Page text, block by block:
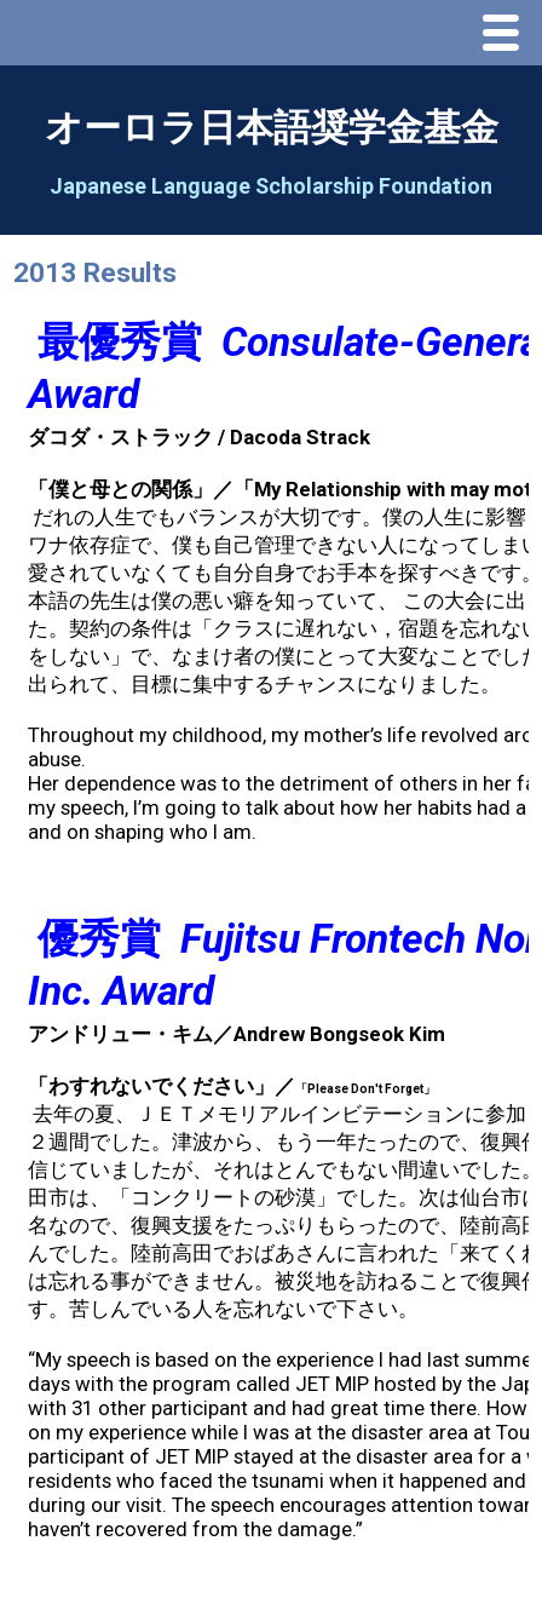
Menu
Greeting
2026 Schedule & Programs
Speech Contest
2026 Speech Contest Information
2026 Contestants
2024 Results
2022 Results
2021 Results
2019 Winners
2019 Results
2018 Winners
2017 Winners
2016 Winners
2015 Winners
2014 Winners
2014 Results
2013 Results
Scholarship
オーロラ日本語奨学金基金
Japanese Language Scholarship Foundation
2013 Results
最優秀賞 Consulate-
Award
ダコダ・ストラック / Dacoda Strack
「僕と母との関係」／「My Relationship with may
だれの人生でもバランスが大切です。僕の人生に影響
ワナ依存症で、僕も自己管理できない人になってしま
愛されていなくても自分自身でお手本を探すべきです
本語の先生は僕の悪い癖を知っていて、 この大会に出
た。契約の条件は「クラスに遅れない，宿題を忘れな
をしない」で、なまけ者の僕にとって大変なことでし
出られて、目標に集中するチャンスになりました。
Throughout my childhood, my mother’s life revolved
abuse.
Her dependence was to the detriment of others in her
my speech, I’m going to talk about how her habits had a
and on shaping who I am.
優秀賞 Fujitsu Frontech
Inc. Award
アンドリュー・キム／Andrew Bongseok Kim
「わすれないでください」／ 「Please Don't Forget」
去年の夏、ＪＥＴメモリアルインビテーションに参加
２週間でした。津波から、もう一年たったので、復興
信じていましたが、それはとんでもない間違いでした
田市は、「コンクリートの砂漠」でした。次は仙台市
名なので、復興支援をたっぷりもらったので、陸前高
んでした。陸前高田でおばあさんに言われた「来てく
は忘れる事ができません。被災地を訪ねることで復興
す。苦しんでいる人を忘れないで下さい。
“My speech is based on the experience I had last
days with the program called JET MIP hosted by the
with 31 other participant and had great time there.
on my experience while I was at the disaster area at
participant of JET MIP stayed at the disaster area for a
residents who faced the tsunami when it happened and
during our visit. The speech encourages attention
haven’t recovered from the damage.”